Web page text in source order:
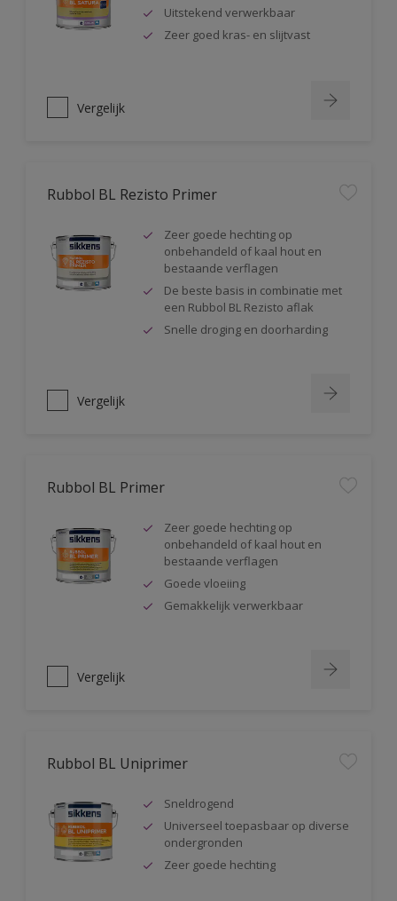
Uitstekend verwerkbaar
Zeer goed kras- en slijtvast
Vergelijk
Rubbol BL Rezisto Primer
Zeer goede hechting op
onbehandeld of kaal hout en
bestaande verflagen
De beste basis in combinatie met
een Rubbol BL Rezisto aflak
Snelle droging en doorharding
Vergelijk
Rubbol BL Primer
Zeer goede hechting op
onbehandeld of kaal hout en
bestaande verflagen
Goede vloeiing
Gemakkelijk verwerkbaar
Vergelijk
Rubbol BL Uniprimer
Sneldrogend
Universeel toepasbaar op diverse
ondergronden
Zeer goede hechting